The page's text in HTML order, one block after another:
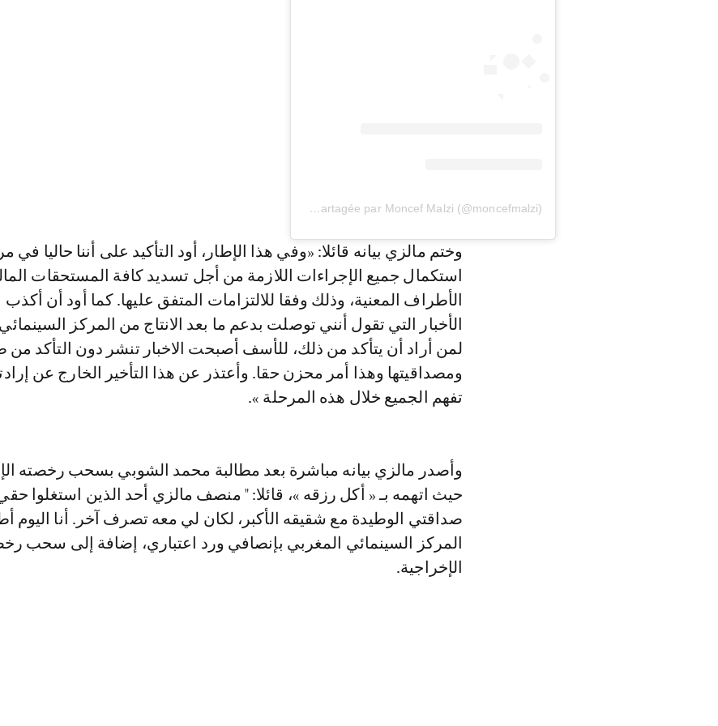
Une publication partagée par Moncef Malzi (@moncefmalzi)
وختم مالزي بيانه قائلا: «وفي هذا الإطار، أود التأكيد على أننا حاليا في
استكمال جميع الإجراءات اللازمة من أجل تسديد كافة المستحقات
الأطراف المعنية، وذلك وفقا للالتزامات المتفق عليها. كما أود أن
الأخبار التي تقول أنني توصلت بدعم ما بعد الانتاج من المركز
لمن أراد أن يتأكد من ذلك، للأسف أصبحت الاخبار تنشر دون التأكد من
ومصداقيتها وهذا أمر محزن حقا. وأعتذر عن هذا التأخير الخارج عن
تفهم الجميع خلال هذه المرحلة ».
وأصدر مالزي بيانه مباشرة بعد مطالبة محمد الشوبي بسحب رخصته
حيث اتهمه بـ « أكل رزقه »، قائلا: " منصف مالزي أحد الذين استغلوا
صداقتي الوطيدة مع شقيقه الأكبر، لكان لي معه تصرف آخر. أنا اليوم
المركز السينمائي المغربي بإنصافي ورد اعتباري، إضافة إلى سحب
الإخراجية.